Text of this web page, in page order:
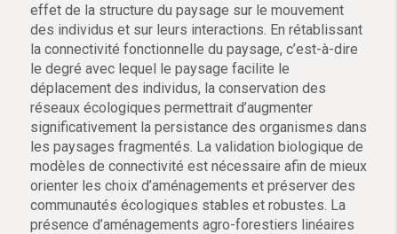
effet de la structure du paysage sur le mouvement
des individus et sur leurs interactions. En rétablissant
la connectivité fonctionnelle du paysage, c’est-à-dire
le degré avec lequel le paysage facilite le
déplacement des individus, la conservation des
réseaux écologiques permettrait d’augmenter
significativement la persistance des organismes dans
les paysages fragmentés. La validation biologique de
modèles de connectivité est nécessaire afin de mieux
orienter les choix d’aménagements et préserver des
communautés écologiques stables et robustes. La
présence d’aménagements agro-forestiers linéaires